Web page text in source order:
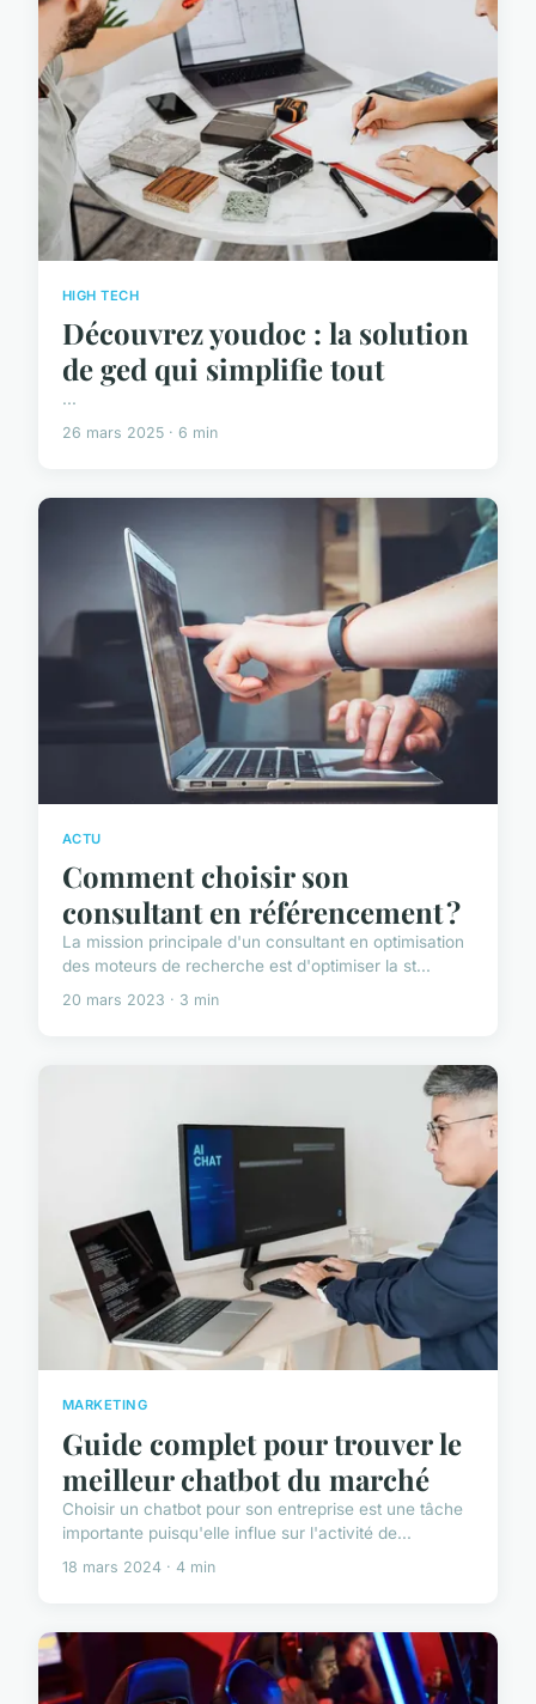
HIGH TECH
Découvrez youdoc : la solution
de ged qui simplifie tout
...
26 mars 2025 · 6 min
ACTU
Comment choisir son
consultant en référencement ?
La mission principale d'un consultant en optimisation
des moteurs de recherche est d'optimiser la st...
20 mars 2023 · 3 min
MARKETING
Guide complet pour trouver le
meilleur chatbot du marché
Choisir un chatbot pour son entreprise est une tâche
importante puisqu'elle influe sur l'activité de...
18 mars 2024 · 4 min